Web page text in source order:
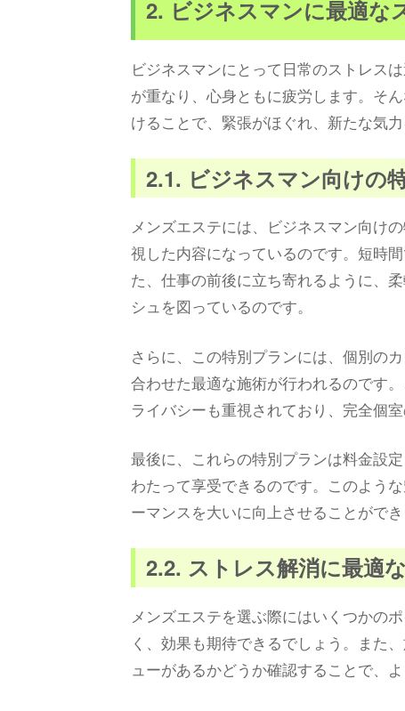
2. ビジネスマンに最適な
ビジネスマンにとって日常のストレス
が重なり、心身ともに疲労します。そ
けることで、緊張がほぐれ、新たな気
2.1. ビジネスマン向けの
メンズエステには、ビジネスマン向け
視した内容になっているのです。短時
た、仕事の前後に立ち寄れるように、
シュを図っているのです。
さらに、この特別プランには、個別の
合わせた最適な施術が行われるのです
ライバシーも重視されており、完全個
最後に、これらの特別プランは料金設
わたって享受できるのです。このよう
ーマンスを大いに向上させることができ
2.2. ストレス解消に最適
メンズエステを選ぶ際にはいくつかの
く、効果も期待できるでしょう。また
ューがあるかどうか確認することで、